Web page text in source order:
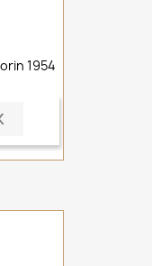
1954